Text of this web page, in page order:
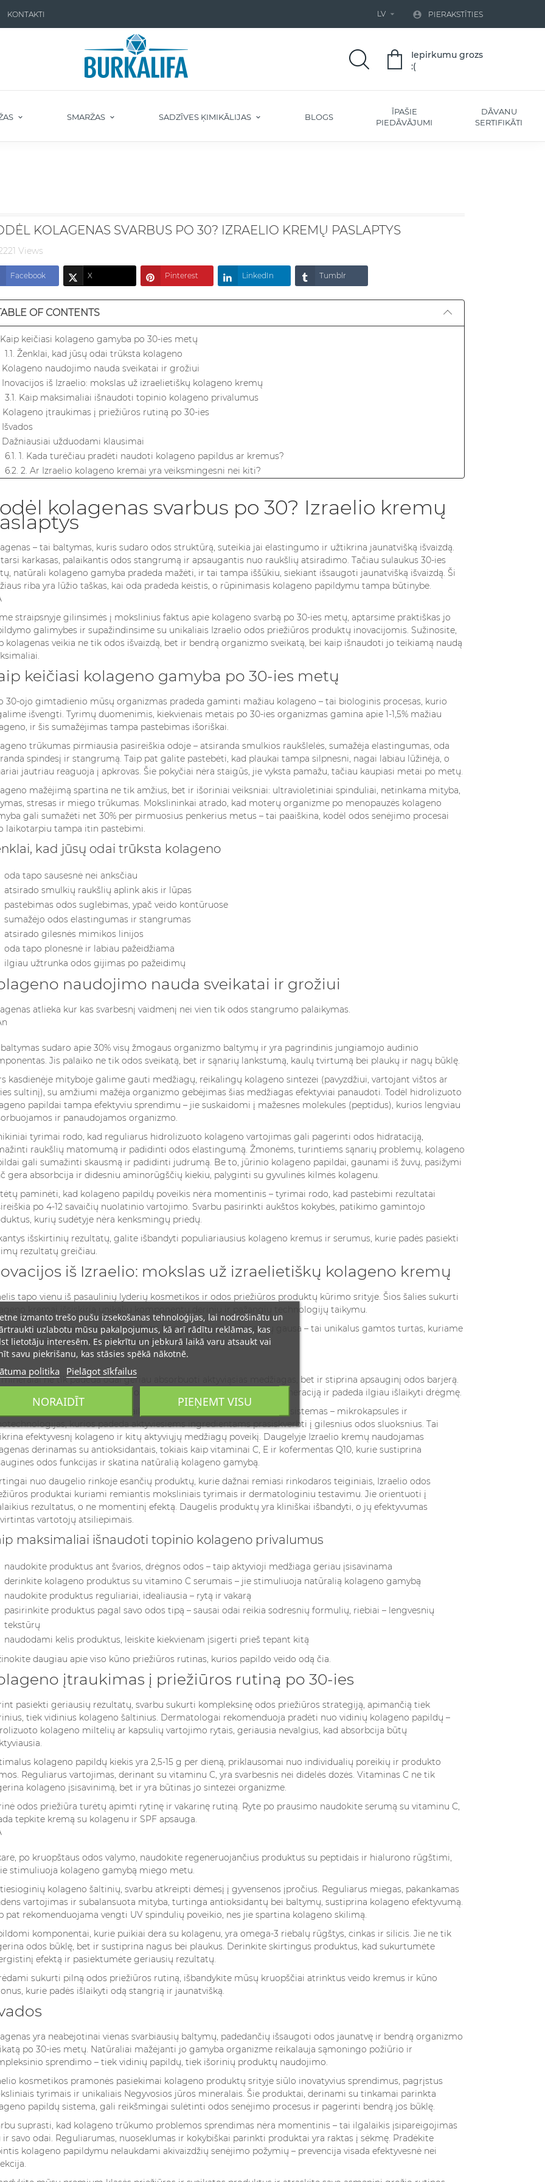
KONTAKTI LV   PIERAKSTĪTIES
Iepirkumu grozs
:(
SMARŽAS SADZĪVES ĶIMIKĀLIJAS BLOGS
ĪPAŠIE
PIEDĀVĀJUMI
DĀVANU
SERTIFIKĀTI
ILGĀK
aspekts,
jūsu
VAI ACU KRĒMI TIEŠĀM
IR NEPIECIEŠAMI?
VISAPTVEROŠS
CEĻVEDIS
Paakių kremai – vieni iš tų
kosmetikos produktų, kurie
nuolat kelia diskusijas.
Vieni juos laiko būtinu
odos...
Read more
KOKIUS KVEPALUS
RINKTIS MOTERIMS
PAGAL ZODIAKO
ŽENKLĄ?
Kvepalai yra ne tik grožio
dalis, bet ir būdas išreikšti
savo asmenybę. Renkantis
kvepalus moterims, verta...
Read more
STILI: ZIEDU, KOKSNES
4221 views
iegremdē aromātu pasaulē,
taču divi atšķirīgi aromātu
stili – ziedu un koksnes –
ieņem īpašu...
Read more
KOLAGENAS SVARBUS PO 30? IZRAELIO KREMŲ PASLAPTYS
Views
Facebook X Pinterest LinkedIn Tumblr
OF CONTENTS
Kaip keičiasi kolageno gamyba po 30-ies metų
1.1. Ženklai, kad jūsų odai trūksta kolageno
Kolageno naudojimo nauda sveikatai ir grožiui
Inovacijos iš Izraelio: mokslas už izraelietiškų kolageno kremų
3.1. Kaip maksimaliai išnaudoti topinio kolageno privalumus
Kolageno įtraukimas į priežiūros rutiną po 30-ies
Išvados
Dažniausiai užduodami klausimai
6.1. 1. Kada turėčiau pradėti naudoti kolageno papildus ar kremus?
6.2. 2. Ar Izraelio kolageno kremai yra veiksmingesni nei kiti?
6.4. 4. Ar galiu derinti kolageno papildus su kremais geresniam efektui?
6.5. 5. Ar yra natūralių būdų paskatinti kolageno gamybą?
kolagenas svarbus po 30? Izraelio kremų
– tai baltymas, kuris sudaro odos struktūrą, suteikia jai elastingumo ir užtikrina jaunatvišką išvaizdą.
karkasas, palaikantis odos stangrumą ir apsaugantis nuo raukšlių atsiradimo. Tačiau sulaukus 30-ies
natūrali kolageno gamyba pradeda mažėti, ir tai tampa iššūkiu, siekiant išsaugoti jaunatvišką išvaizdą. Ši
riba yra lūžio taškas, kai oda pradeda keistis, o rūpinimasis kolageno papildymu tampa būtinybe.
straipsnyje gilinsimės į mokslinius faktus apie kolageno svarbą po 30-ies metų, aptarsime praktiškas jo
galimybes ir supažindinsime su unikaliais Izraelio odos priežiūros produktų inovacijomis. Sužinosite,
kolagenas veikia ne tik odos išvaizdą, bet ir bendrą organizmo sveikatą, bei kaip išnaudoti jo teikiamą naudą
keičiasi kolageno gamyba po 30-ies metų
30-ojo gimtadienio mūsų organizmas pradeda gaminti mažiau kolageno – tai biologinis procesas, kurio
išvengti. Tyrimų duomenimis, kiekvienais metais po 30-ies organizmas gamina apie 1-1,5% mažiau
ir šis sumažėjimas tampa pastebimas išoriškai.
trūkumas pirmiausia pasireiškia odoje – atsiranda smulkios raukšlelės, sumažėja elastingumas, oda
spindesį ir stangrumą. Taip pat galite pastebėti, kad plaukai tampa silpnesni, nagai labiau lūžinėja, o
jautriau reaguoja į apkrovas. Šie pokyčiai nėra staigūs, jie vyksta pamažu, tačiau kaupiasi metai po metų.
mažėjimą spartina ne tik amžius, bet ir išoriniai veiksniai: ultravioletiniai spinduliai, netinkama mityba,
stresas ir miego trūkumas. Mokslininkai atrado, kad moterų organizme po menopauzės kolageno
gali sumažėti net 30% per pirmuosius penkerius metus – tai paaiškina, kodėl odos senėjimo procesai
laikotarpiu tampa itin pastebimi.
kad jūsų odai trūksta kolageno
oda tapo sausesnė nei anksčiau
atsirado smulkių raukšlių aplink akis ir lūpas
pastebimas odos suglebimas, ypač veido kontūruose
sumažėjo odos elastingumas ir stangrumas
atsirado gilesnės mimikos linijos
oda tapo plonesnė ir labiau pažeidžiama
ilgiau užtrunka odos gijimas po pažeidimų
naudojimo nauda sveikatai ir grožiui
atlieka kur kas svarbesnį vaidmenį nei vien tik odos stangrumo palaikymas.
baltymas sudaro apie 30% visų žmogaus organizmo baltymų ir yra pagrindinis jungiamojo audinio
Jis palaiko ne tik odos sveikatą, bet ir sąnarių lankstumą, kaulų tvirtumą bei plaukų ir nagų būklę.
kasdienėje mityboje galime gauti medžiagų, reikalingų kolageno sintezei (pavyzdžiui, vartojant vištos ar
sultinį), su amžiumi mažėja organizmo gebėjimas šias medžiagas efektyviai panaudoti. Todėl hidrolizuoto
papildai tampa efektyviu sprendimu – jie suskaidomi į mažesnes molekules (peptidus), kurios lengviau
ir panaudojamos organizmo.
tyrimai rodo, kad reguliarus hidrolizuoto kolageno vartojimas gali pagerinti odos hidrataciją,
raukšlių matomumą ir padidinti odos elastingumą. Žmonėms, turintiems sąnarių problemų, kolageno
gali sumažinti skausmą ir padidinti judrumą. Be to, jūrinio kolageno papildai, gaunami iš žuvų, pasižymi
gera absorbcija ir didesniu aminorūgščių kiekiu, palyginti su gyvulinės kilmės kolagenu.
paminėti, kad kolageno papildų poveikis nėra momentinis – tyrimai rodo, kad pastebimi rezultatai
po 4-12 savaičių nuolatinio vartojimo. Svarbu pasirinkti aukštos kokybės, patikimo gamintojo
kurių sudėtyje nėra kenksmingų priedų.
išskirtinių rezultatų, galite išbandyti populiariausius kolageno kremus ir serumus, kurie padės pasiekti
rezultatų greičiau.
iš Izraelio: mokslas už izraelietiškų kolageno kremų
tapo vienu iš pasaulinių lyderių kosmetikos ir odos priežiūros produktų kūrimo srityje. Šios šalies sukurti
kremai išsiskiria unikalių komponentų deriniu ir pažangių technologijų taikymu.
kolageno produktai pasižymi Negyvosios jūros mineralų gausa – tai unikalus gamtos turtas, kuriame
magnio, kalcio, kalio ir kitų naudingų elementų.
mineralai ne tik padeda odai geriau absorbuoti aktyviąsias medžiagas, bet ir stiprina apsauginį odos barjerą.
nustatė, kad Negyvosios jūros mineralai skatina odos regeneraciją ir padeda ilgiau išlaikyti drėgmę.
kosmetikos laboratorijos taiko pažangias medžiagų pristatymo sistemas – mikrokapsules ir
kurios padeda aktyviesiems ingredientams prasiskverbti į gilesnius odos sluoksnius. Tai
efektyvesnį kolageno ir kitų aktyviųjų medžiagų poveikį. Daugelyje Izraelio kremų naudojamas
derinamas su antioksidantais, tokiais kaip vitaminai C, E ir kofermentas Q10, kurie sustiprina
odos funkcijas ir skatina natūralią kolageno gamybą.
nuo daugelio rinkoje esančių produktų, kurie dažnai remiasi rinkodaros teiginiais, Izraelio odos
produktai kuriami remiantis moksliniais tyrimais ir dermatologiniu testavimu. Jie orientuoti į
rezultatus, o ne momentinį efektą. Daugelis produktų yra kliniškai išbandyti, o jų efektyvumas
vartotojų atsiliepimais.
maksimaliai išnaudoti topinio kolageno privalumus
naudokite produktus ant švarios, drėgnos odos – taip aktyvioji medžiaga geriau įsisavinama
derinkite kolageno produktus su vitamino C serumais – jie stimuliuoja natūralią kolageno gamybą
naudokite produktus reguliariai, idealiausia – rytą ir vakarą
pasirinkite produktus pagal savo odos tipą – sausai odai reikia sodresnių formulių, riebiai – lengvesnių
tekstūrų
naudodami kelis produktus, leiskite kiekvienam įsigerti prieš tepant kitą
daugiau apie viso kūno priežiūros rutinas, kurios papildo veido odą čia.
įtraukimas į priežiūros rutiną po 30-ies
pasiekti geriausių rezultatų, svarbu sukurti kompleksinę odos priežiūros strategiją, apimančią tiek
tiek vidinius kolageno šaltinius. Dermatologai rekomenduoja pradėti nuo vidinių kolageno papildų –
kolageno miltelių ar kapsulių vartojimo rytais, geriausia nevalgius, kad absorbcija būtų
kolageno papildų kiekis yra 2,5-15 g per dieną, priklausomai nuo individualių poreikių ir produkto
Reguliarus vartojimas, derinant su vitaminu C, yra svarbesnis nei didelės dozės. Vitaminas C ne tik
kolageno įsisavinimą, bet ir yra būtinas jo sintezei organizme.
odos priežiūra turėtų apimti rytinę ir vakarinę rutiną. Ryte po prausimo naudokite serumą su vitaminu C,
tepkite kremą su kolagenu ir SPF apsauga.
po kruopštaus odos valymo, naudokite regeneruojančius produktus su peptidais ir hialurono rūgštimi,
stimuliuoja kolageno gamybą miego metu.
kolageno šaltinių, svarbu atkreipti dėmesį į gyvensenos įpročius. Reguliarus miegas, pakankamas
vartojimas ir subalansuota mityba, turtinga antioksidantų bei baltymų, sustiprina kolageno efektyvumą.
pat rekomenduojama vengti UV spindulių poveikio, nes jie spartina kolageno skilimą.
komponentai, kurie puikiai dera su kolagenu, yra omega-3 riebalų rūgštys, cinkas ir silicis. Jie ne tik
odos būklę, bet ir sustiprina nagus bei plaukus. Derinkite skirtingus produktus, kad sukurtumėte
efektą ir pasiektumėte geriausių rezultatų.
sukurti pilną odos priežiūros rutiną, išbandykite mūsų kruopščiai atrinktus veido kremus ir kūno
, kurie padės išlaikyti odą stangrią ir jaunatvišką.
yra neabejotinai vienas svarbiausių baltymų, padedančių išsaugoti odos jaunatvę ir bendrą organizmo
po 30-ies metų. Natūraliai mažėjanti jo gamyba organizme reikalauja sąmoningo požiūrio ir
sprendimo – tiek vidinių papildų, tiek išorinių produktų naudojimo.
kosmetikos pramonės pasiekimai kolageno produktų srityje siūlo inovatyvius sprendimus, pagrįstus
tyrimais ir unikaliais Negyvosios jūros mineralais. Šie produktai, derinami su tinkamai parinkta
papildų sistema, gali reikšmingai sulėtinti odos senėjimo procesus ir pagerinti bendrą jos būklę.
suprasti, kad kolageno trūkumo problemos sprendimas nėra momentinis – tai ilgalaikis įsipareigojimas
ir savo odai. Reguliarumas, nuoseklumas ir kokybiškai parinkti produktai yra raktas į sėkmę. Pradėkite
kolageno papildymu nelaukdami akivaizdžių senėjimo požymių – prevencija visada efektyvesnė nei
izmanto trešo pušu izsekošanas tehnoloģijas, lai nodrošinātu un
uzlabotu mūsu pakalpojumus, kā arī rādītu reklāmas, kas
lietotāju interesēm. Es piekrītu un jebkurā laikā varu atsaukt vai
savu piekrišanu, kas stāsies spēkā nākotnē.
politika Pielāgot sīkfailus
NORAIDĪT PIEŅEMT VISU